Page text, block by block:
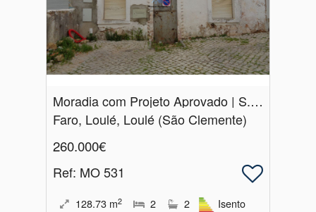
Moradia com Projeto Aprovado | S.​ Clemente | Loulé
Faro, Loulé, Loulé (São Clemente)
260.000€
Ref: MO 531
128.73 m2 2 2 Isento